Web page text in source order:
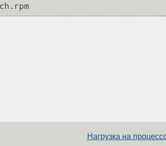
Нагрузка на